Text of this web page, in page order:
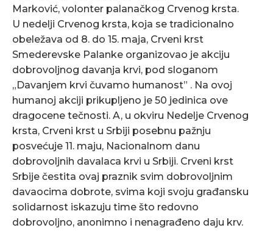
Marković, volonter palanačkog Crvenog krsta.
U nedelji Crvenog krsta, koja se tradicionalno
obeležava od 8. do 15. maja, Crveni krst
Smederevske Palanke organizovao je akciju
dobrovoljnog davanja krvi, pod sloganom
„Davanjem krvi čuvamo humanost” . Na ovoj
humanoj akciji prikupljeno je 50 jedinica ove
dragocene tečnosti. A, u okviru Nedelje Crvenog
krsta, Crveni krst u Srbiji posebnu pažnju
posvećuje 11. maju, Nacionalnom danu
dobrovoljnih davalaca krvi u Srbiji. Crveni krst
Srbije čestita ovaj praznik svim dobrovoljnim
davaocima dobrote, svima koji svoju građansku
solidarnost iskazuju time što redovno
dobrovoljno, anonimno i nenagrađeno daju krv.